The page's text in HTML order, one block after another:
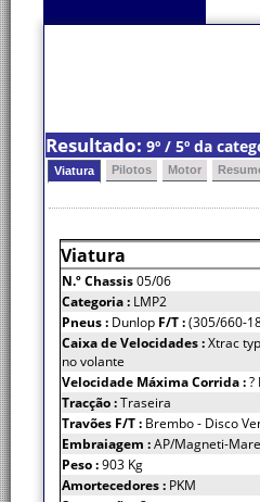
Resultado: 9º / 5º da
Viatura Pilotos Motor
Viatura
N.º Chassis05/06
Categoria : LMP2
Pneus : Dunlop F/T :(305/660-
Caixa de Velocidades :Xtrac
no volante
Velocidade Máxima Corrida :?
Tracção :Traseira
Travões F/T : Brembo - Disco
Embraiagem :AP/Magneti-
Peso :903 Kg
Amortecedores : PKM